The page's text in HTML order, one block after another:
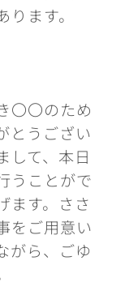
ます。
〇〇のため
とうござい
して、本日
うことがで
ます。ささ
をご用意い
がら、ごゆ